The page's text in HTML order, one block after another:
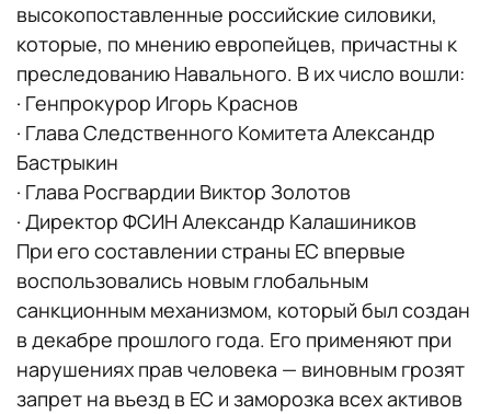
высокопоставленные российские силовики,
которые, по мнению европейцев, причастны к
преследованию Навального. В их число вошли:
· Генпрокурор Игорь Краснов
· Глава Следственного Комитета Александр
Бастрыкин
· Глава Росгвардии Виктор Золотов
· Директор ФСИН Александр Калашиников
При его составлении страны ЕС впервые
воспользовались новым глобальным
санкционным механизмом, который был создан
в декабре прошлого года. Его применяют при
нарушениях прав человека — виновным грозят
запрет на въезд в ЕС и заморозка всех активов